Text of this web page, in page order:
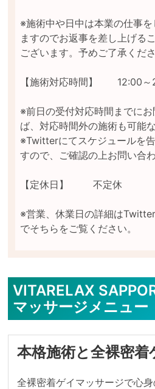
※施術中や日中は本業の仕事
ますのでお返事を差し上げる
ございます。予めご了承くださ
【施術対応時間】	12:00～24:00
※前日の受付対応時間までに
ば、対応時間外の施術も可能
※Twitterにてスケジュールを
すので、ご確認の上お問い合
【定休日】	不定休
※営業、休業日の詳細は
VITARELAX
マッサージメニュー
本格施術と全裸密
全裸密着ゲイマッサージで心